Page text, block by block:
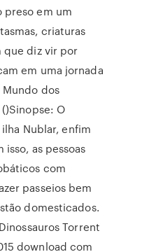
preso em um
criaturas
que diz vir por
em uma jornada
dos
O
Nublar, enfim
as pessoas
com
passeios bem
domesticados.
Torrent
download com